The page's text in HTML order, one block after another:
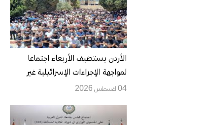
الأردن يستضيف الأربعاء اجتماعا
لمواجهة الإجراءات الإسرائيلية غير
القانونية في القدس
04 اغسطس 2026